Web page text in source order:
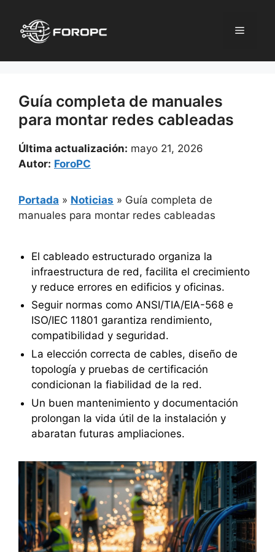
contenido
Menú
Guía completa de manuales
para montar redes cableadas
Última actualización: mayo 21, 2026
Autor: ForoPC
Portada » Noticias » Guía completa de
manuales para montar redes cableadas
El cableado estructurado organiza la
infraestructura de red, facilita el crecimiento
y reduce errores en edificios y oficinas.
Seguir normas como ANSI/TIA/EIA-568 e
ISO/IEC 11801 garantiza rendimiento,
compatibilidad y seguridad.
La elección correcta de cables, diseño de
topología y pruebas de certificación
condicionan la fiabilidad de la red.
Un buen mantenimiento y documentación
prolongan la vida útil de la instalación y
abaratan futuras ampliaciones.